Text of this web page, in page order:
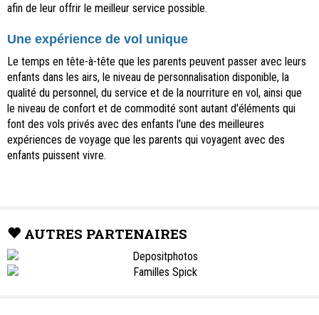
afin de leur offrir le meilleur service possible.
Une expérience de vol unique
Le temps en tête-à-tête que les parents peuvent passer avec leurs
enfants dans les airs, le niveau de personnalisation disponible, la
qualité du personnel, du service et de la nourriture en vol, ainsi que
le niveau de confort et de commodité sont autant d'éléments qui
font des vols privés avec des enfants l'une des meilleures
expériences de voyage que les parents qui voyagent avec des
enfants puissent vivre.
AUTRES PARTENAIRES